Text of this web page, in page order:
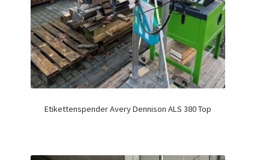
Etikettenspender Avery Dennison ALS 380 Top